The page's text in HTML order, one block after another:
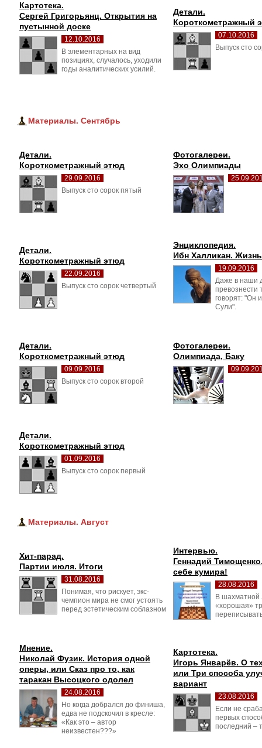
Картотека.
Сергей Григорьянц. Открытия на
пустынной доске
12.10.2016
В элементарных на вид
позициях, случалось, уходили
годы аналитических усилий.
Детали.
Короткометражный
07.10.2016
Выпуск сто
Материалы. Сентябрь
Детали.
Короткометражный этюд
29.09.2016
Выпуск сто сорок пятый
Фотогалереи.
Эхо Олимпиады
Детали.
Короткометражный этюд
22.09.2016
Выпуск сто сорок четвертый
Энциклопедия.
Ибн Халликан.
19.09.2016
Даже в наши
превознести
говорят: "Он
Сули".
Детали.
Короткометражный этюд
09.09.2016
Выпуск сто сорок второй
Фотогалереи.
Олимпиада, Баку
Детали.
Короткометражный этюд
01.09.2016
Выпуск сто сорок первый
Материалы. Август
Хит-парад.
Партии июля. Итоги
31.08.2016
Понимая, что рискует, экс-
чемпион мира не смог устоять
перед эстетическим соблазном
Интервью.
Геннадий
себе кумира!
28.08.2016
В шахматной
«хорошая»
Мнение.
Николай Фузик. История одной
оперы, или Сказ про то, как
таракан Высоцкого одолел
24.08.2016
Но когда добрался до финиша,
едва не подскочил в кресле:
«Как это – автор
неизвестен???»
Картотека.
Игорь Январёв. О
или Три способа
вариант
23.08.2016
Если не
первых
последний –